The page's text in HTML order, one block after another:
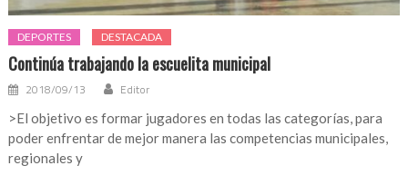
DEPORTES DESTACADA
Continúa trabajando la escuelita municipal
2018/09/13 Editor
>El objetivo es formar jugadores en todas las categorías, para
poder enfrentar de mejor manera las competencias municipales,
regionales y